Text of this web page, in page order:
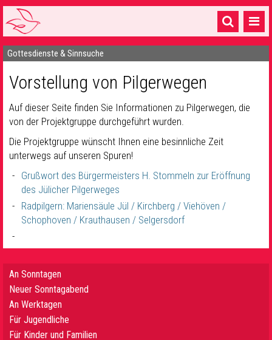
Startseite
1 Pfarrei
16 Gemeinden & mehr
Gottesdienste & Sinnsuche
Sakramente & Feste
Gemeinschaft & Soziales
Musik& Kultur
Seelsorge & Kontakt
Gottesdienste & Sinnsuche
Vorstellung von Pilgerwegen
Auf dieser Seite finden Sie Informationen zu Pilgerwegen, die
von der Projektgruppe durchgeführt wurden.
Die Projektgruppe wünscht Ihnen eine besinnliche Zeit
unterwegs auf unseren Spuren!
Grußwort des Bürgermeisters H. Stommeln zur Eröffnung
des Jülicher Pilgerweges
Radpilgern: Mariensäule Jül / Kirchberg / Viehöven /
Schophoven / Krauthausen / Selgersdorf
An Sonntagen
Neuer Sonntagabend
An Werktagen
Für Jugendliche
Für Kinder und Familien